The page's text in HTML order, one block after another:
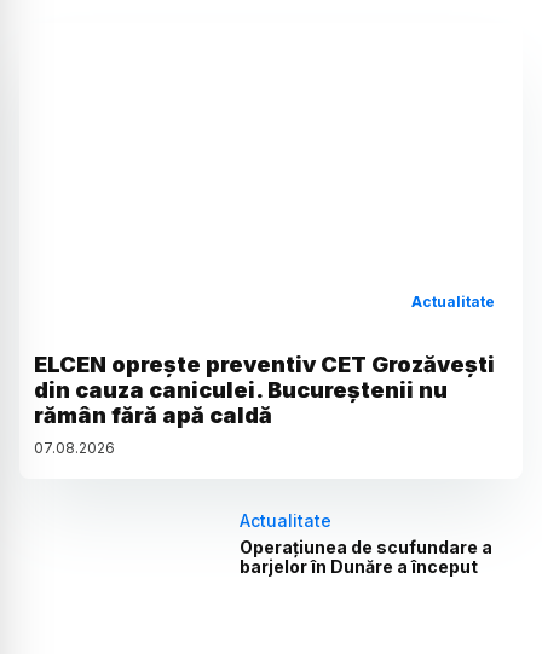
Actualitate
ELCEN oprește preventiv CET Grozăvești
din cauza caniculei. Bucureștenii nu
rămân fără apă caldă
07.08.2026
Actualitate
Operațiunea de scufundare a
barjelor în Dunăre a început